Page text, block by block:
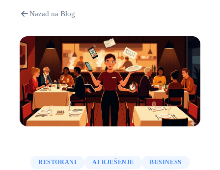
Nazad na Blog
RESTORANI AI RJEŠENJE BUSINESS